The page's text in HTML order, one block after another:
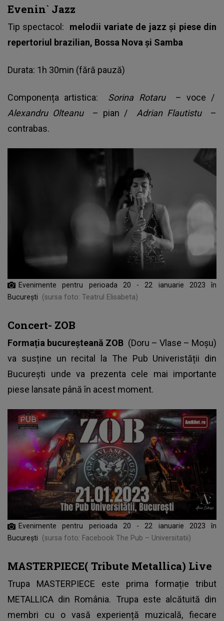
Evenin` Jazz
Tip spectacol: melodii variate de jazz și piese din
repertoriul brazilian, Bossa Nova și Samba
Durata: 1h 30min (fără pauză)
Componența artistica: Sorina Rotaru
– voce /
Alexandru Olteanu
– pian / Adrian Flautistu
–
contrabas.
Evenimente pentru perioada 20 - 22 ianuarie 2023 în
București
(sursa foto: Teatrul Elisabeta)
Concert- ZOB
Formația bucureșteană ZOB (Doru – Vlase – Moșu)
va susține un recital la The Pub Univeristății din
București unde va prezenta cele mai importante
piese lansate până în acest moment.
Evenimente pentru perioada 20 - 22 ianuarie 2023 în
București
(sursa foto: Facebook The Pub – Universitatii)
MASTERPIECE( Tribute Metallica) Live
Trupa MASTERPIECE este prima formație tribut
METALLICA din România. Trupa este alcătuită din
membri cu o vasă experiență muzicală, fiecare